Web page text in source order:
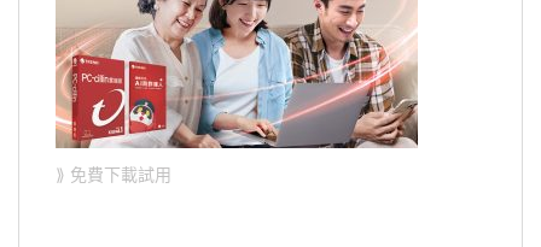
⟫ 免費下載試用